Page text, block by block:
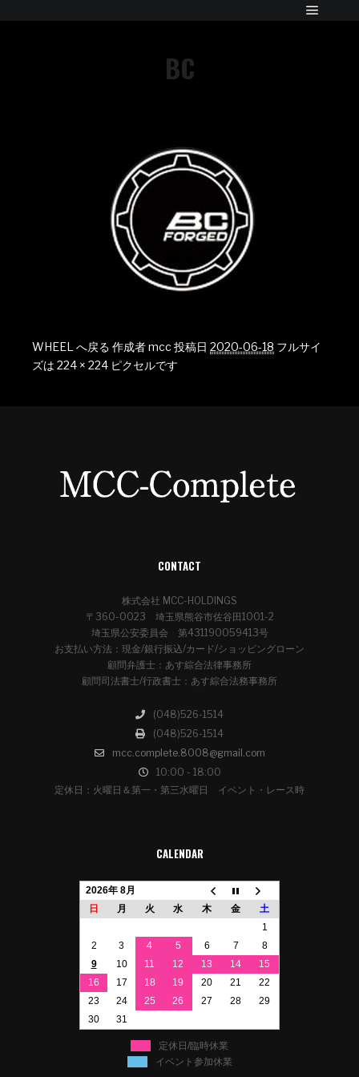
BC
WHEEL へ戻る 作成者mcc投稿日 2020-06-18 フルサイ
ズは 224 × 224 ピクセルです
CONTACT
株式会社 MCC-HOLDINGS
〒360-0023 埼玉県熊谷市佐谷田1001-2
埼玉県公安委員会 第431190059413号
お支払い方法：現金/銀行振込/カード/ショッピングローン
顧問弁護士：あす綜合法律事務所
顧問司法書士/行政書士：あす綜合法務事務所
(048)526-1514
(048)526-1514
mcc.complete.8008@gmail.com
10:00 - 18:00
定休日：火曜日＆第一・第三水曜日 イベント・レース時
CALENDAR
2026年 8月
日
月 火 水 木 金
土
1
2
3 4 5 6 7
8
9
10 11 12 13 14
15
16
17 18 19 20 21
22
23
24 25 26 27 28
29
30
31
定休日/臨時休業
イベント参加休業